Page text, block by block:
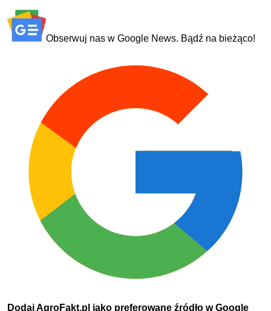
Obserwuj nas w Google News. Bądź na bieżąco!
Dodaj AgroFakt.pl jako preferowane źródło w Google